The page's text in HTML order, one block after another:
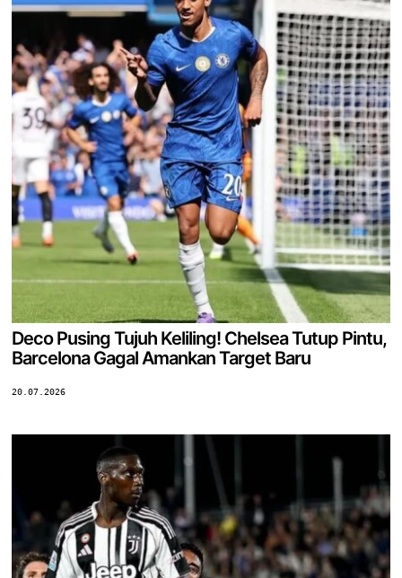
Deco Pusing Tujuh Keliling! Chelsea Tutup Pintu,
Barcelona Gagal Amankan Target Baru
20.07.2026